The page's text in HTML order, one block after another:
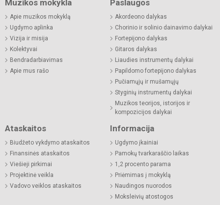
Muzikos mokykla
Apie muzikos mokyklą
Ugdymo aplinka
Vizija ir misija
Kolektyvai
Bendradarbiavimas
Apie mus rašo
Paslaugos
Akordeono dalykas
Chorinio ir solinio dainavimo dalykai
Fortepijono dalykas
Gitaros dalykas
Liaudies instrumentų dalykai
Papildomo fortepijono dalykas
Pučiamųjų ir mušamųjų
Styginių instrumentų dalykai
Muzikos teorijos, istorijos ir
kompozicijos dalykai
Ataskaitos
Biudžeto vykdymo ataskaitos
Finansinės ataskaitos
Viešieji pirkimai
Projektinė veikla
Vadovo veiklos ataskaitos
Informacija
Ugdymo įkainiai
Pamokų tvarkaraščio laikas
1,2 procento parama
Priėmimas į mokyklą
Naudingos nuorodos
Moksleivių atostogos